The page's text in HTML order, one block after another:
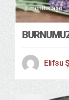
7 months ago
Elifsu